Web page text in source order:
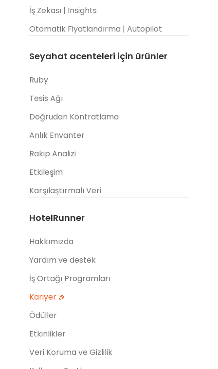
İş Zekası | Insights
Otomatik Fiyatlandırma | Autopilot
Seyahat acenteleri için ürünler
Ruby
Tesis Ağı
Doğrudan Kontratlama
Anlık Envanter
Rakip Analizi
Etkileşim
Karşılaştırmalı Veri
HotelRunner
Hakkımızda
Yardım ve destek
İş Ortağı Programları
Kariyer 🎉
Ödüller
Etkinlikler
Veri Koruma ve Gizlilik